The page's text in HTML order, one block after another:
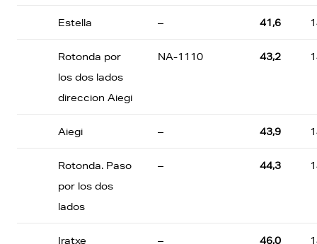
Estella – 41,6
Rotonda por
los dos lados
direccion Aiegi
NA-1110 43,2
Aiegi – 43,9
Rotonda. Paso
por los dos
lados
– 44,3
Iratxe – 46,0